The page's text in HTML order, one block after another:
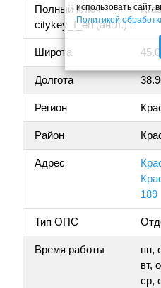
Полный ключ
citykey_f_en (англ.)
Широта
Долгота
Регион
Район
Адрес
189
Тип ОПС
Время работы
пн,
вт,
ср,
использовать сайт,
Политикой